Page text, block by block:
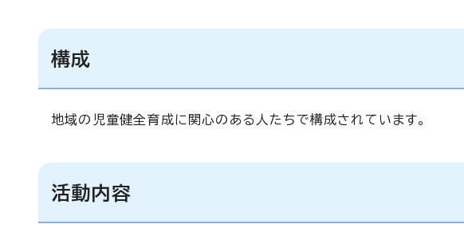
構成
地域の児童健全育成に関心のある人たちで構成されています。
活動内容